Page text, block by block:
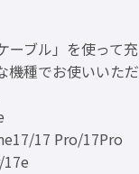
ーブル」を使って充
機種でお使いいただ
17 Pro/17Pro
17e